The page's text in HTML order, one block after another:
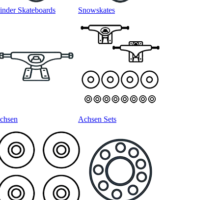
Skateboards Snowskates
Achsen Sets